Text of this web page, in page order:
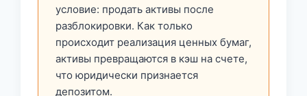
условие: продать активы после
разблокировки. Как только
происходит реализация ценных бумаг,
активы превращаются в кэш на счете,
что юридически признается
депозитом.